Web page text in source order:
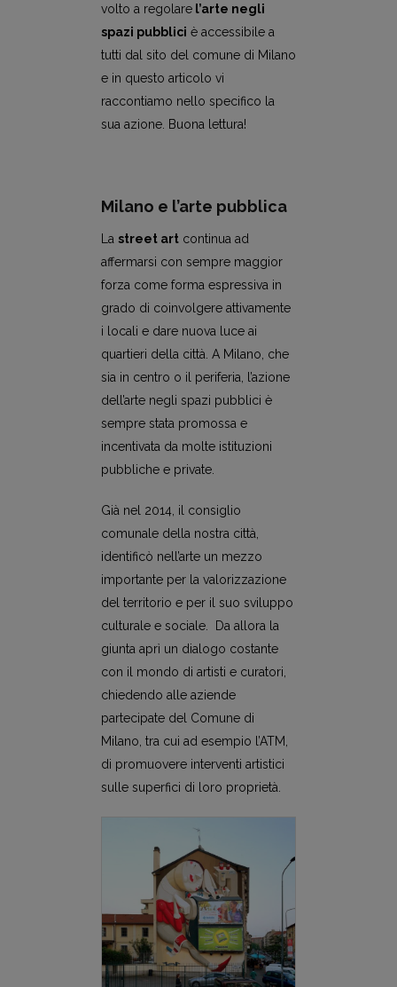
volto a regolarel’arte negli
spazi pubblici è accessibile a
tutti dal sito del comune di Milano
e in questo articolo vi
raccontiamo nello specifico la
sua azione. Buona lettura!
Milano e l’arte pubblica
La street artcontinua ad
affermarsi con sempre maggior
forza come forma espressiva in
grado di coinvolgere attivamente
i locali e dare nuova luce ai
quartieri della città. A Milano, che
sia in centro o il periferia, l’azione
dell’arte negli spazi pubblici è
sempre stata promossa e
incentivata da molte istituzioni
pubbliche e private.
Già nel 2014, il consiglio
comunale della nostra città,
identificò nell’arte un mezzo
importante per la valorizzazione
del territorio e per il suo sviluppo
culturale e sociale. Da allora la
giunta aprì un dialogo costante
con il mondo di artisti e curatori,
chiedendo alle aziende
partecipate del Comune di
Milano, tra cui ad esempio l’ATM,
di promuovere interventi artistici
sulle superfici di loro proprietà.